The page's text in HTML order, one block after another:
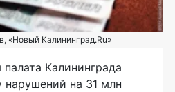
«Новый Калининград.Ru»
палата Калининграда
нарушений на 31 млн